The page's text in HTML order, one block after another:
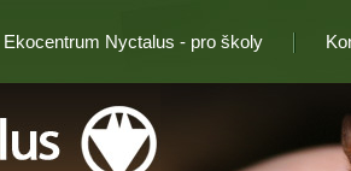
Ekocentrum Nyctalus - pro školy